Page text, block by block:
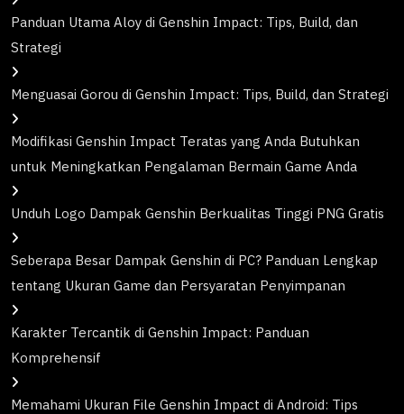
Panduan Utama Aloy di Genshin Impact: Tips, Build, dan
Strategi
Menguasai Gorou di Genshin Impact: Tips, Build, dan Strategi
Modifikasi Genshin Impact Teratas yang Anda Butuhkan
untuk Meningkatkan Pengalaman Bermain Game Anda
Unduh Logo Dampak Genshin Berkualitas Tinggi PNG Gratis
Seberapa Besar Dampak Genshin di PC? Panduan Lengkap
tentang Ukuran Game dan Persyaratan Penyimpanan
Karakter Tercantik di Genshin Impact: Panduan
Komprehensif
Memahami Ukuran File Genshin Impact di Android: Tips